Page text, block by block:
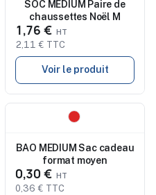
SOC MEDIUM Paire de
chaussettes Noël M
1,76 €
2,11 € TTC
Voir le produit
BAO MEDIUM Sac cadeau
format moyen
0,30 €
0,36 € TTC